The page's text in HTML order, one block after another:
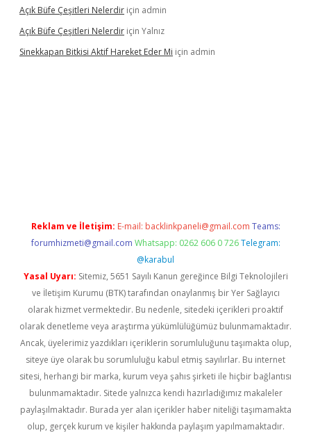
Açık Büfe Çeşitleri Nelerdir için admin
Açık Büfe Çeşitleri Nelerdir için Yalnız
Sinekkapan Bitkisi Aktif Hareket Eder Mi için admin
Reklam ve İletişim: E-mail: backlinkpaneli@gmail.com Teams:
forumhizmeti@gmail.com Whatsapp: 0262 606 0 726 Telegram:
@karabul
Yasal Uyarı: Sitemiz, 5651 Sayılı Kanun gereğince Bilgi Teknolojileri
ve İletişim Kurumu (BTK) tarafından onaylanmış bir Yer Sağlayıcı
olarak hizmet vermektedir. Bu nedenle, sitedeki içerikleri proaktif
olarak denetleme veya araştırma yükümlülüğümüz bulunmamaktadır.
Ancak, üyelerimiz yazdıkları içeriklerin sorumluluğunu taşımakta olup,
siteye üye olarak bu sorumluluğu kabul etmiş sayılırlar. Bu internet
sitesi, herhangi bir marka, kurum veya şahıs şirketi ile hiçbir bağlantısı
bulunmamaktadır. Sitede yalnızca kendi hazırladığımız makaleler
paylaşılmaktadır. Burada yer alan içerikler haber niteliği taşımamakta
olup, gerçek kurum ve kişiler hakkında paylaşım yapılmamaktadır.